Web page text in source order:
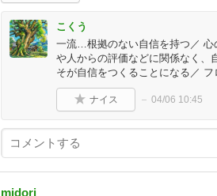
こくう
一流…根拠のない自信を持つ／ 心
や人からの評価などに関係なく、
そが自信をつくることになる／
ナイス 04/06 10:45
midori